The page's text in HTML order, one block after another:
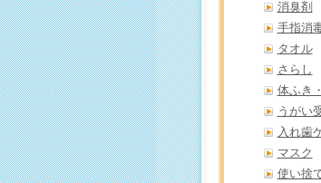
消臭剤
手指消
タオル
さらし
体ふき
うがい
入れ歯
マスク
使い捨